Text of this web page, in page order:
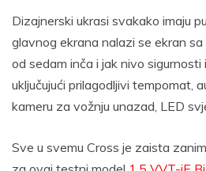
Dizajnerski ukrasi svakako imaju
glavnog ekrana nalazi se ekran
od sedam inča i jak nivo sigurnosti
uključujući prilagodljivi tempomat,
kameru za vožnju unazad, LED
Sve u svemu Cross je zaista